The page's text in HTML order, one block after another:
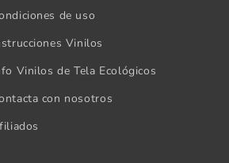
de uso
Vinilos
Vinilos de Tela Ecológicos
con nosotros